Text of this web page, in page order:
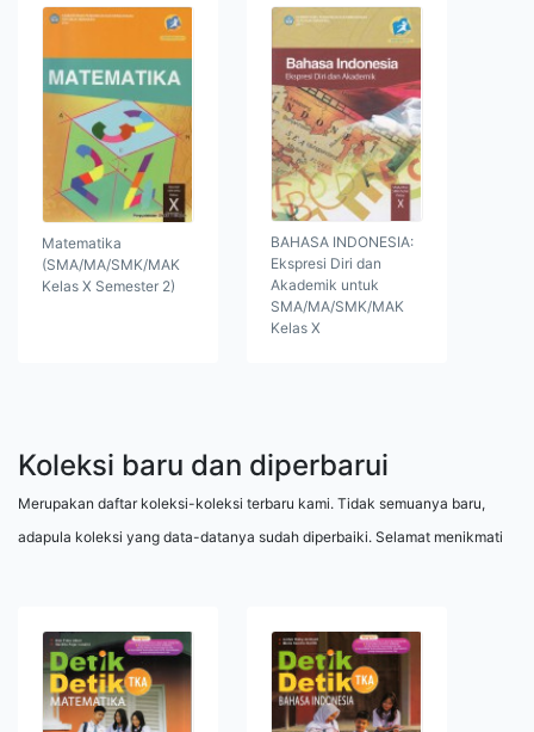
Matematika
(SMA/MA/SMK/MAK
Kelas X Semester 2)
BAHASA INDONESIA:
Ekspresi Diri dan
Akademik untuk
SMA/MA/SMK/MAK
Kelas X
Koleksi baru dan diperbarui
Merupakan daftar koleksi-koleksi terbaru kami. Tidak semuanya baru,
adapula koleksi yang data-datanya sudah diperbaiki. Selamat menikmati